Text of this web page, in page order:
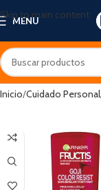
Skip to main content
MENU
Inicio Cuidado Personal